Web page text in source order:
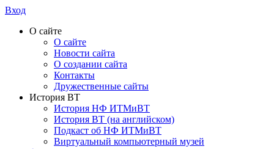
Вход
О сайте
О сайте
Новости сайта
О создании сайта
Контакты
Дружественные сайты
История ВТ
История НФ ИТМиВТ
История ВТ (на английском)
Подкаст об НФ ИТМиВТ
Виртуальный компьютерный музей